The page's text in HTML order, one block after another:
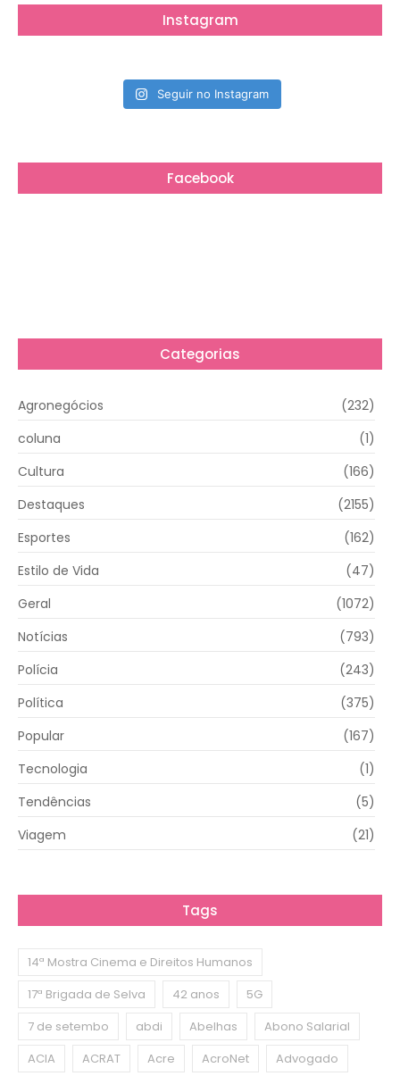
Instagram
Seguir no Instagram
Facebook
Categorias
Agronegócios
(232)
coluna
(1)
Cultura
(166)
Destaques
(2155)
Esportes
(162)
Estilo de Vida
(47)
Geral
(1072)
Notícias
(793)
Polícia
(243)
Política
(375)
Popular
(167)
Tecnologia
(1)
Tendências
(5)
Viagem
(21)
Tags
14ª Mostra Cinema e Direitos Humanos
17ª Brigada de Selva
42 anos
5G
7 de setembo
abdi Abelhas
Abono Salarial
ACIA
ACRAT Acre AcroNet
Advogado